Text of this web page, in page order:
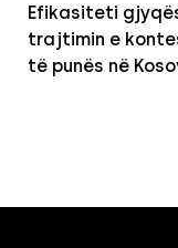
Efikasiteti
trajtimin e
të punës në